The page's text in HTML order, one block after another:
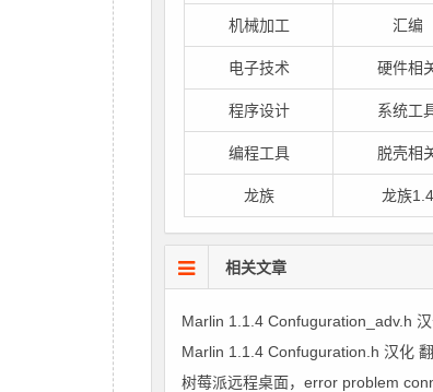
机械加工 汇编
电子技术 硬件相
程序设计 系统工
编程工具 脱壳相
龙族 龙族1.4
相关文章
Marlin 1.1.4 Confuguration.h 汉化
树莓派远程桌面，error problem